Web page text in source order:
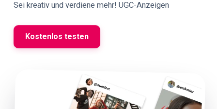
Sei kreativ und verdiene mehr! UGC-Anzeigen
Kostenlos testen